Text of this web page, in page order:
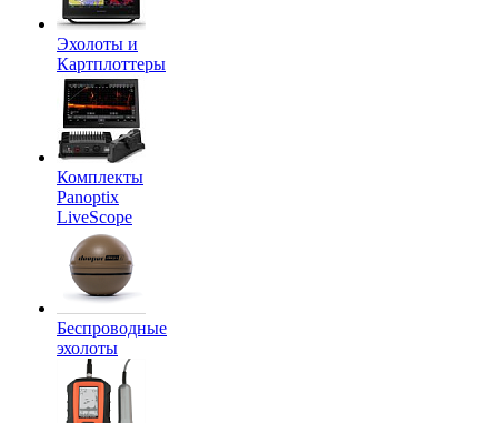
Эхолоты и
Картплоттеры
Комплекты
Panoptix
LiveScope
Беспроводные
эхолоты